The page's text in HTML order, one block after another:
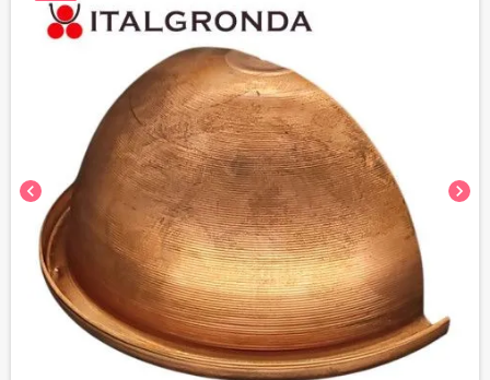
chevron_left chevron_right